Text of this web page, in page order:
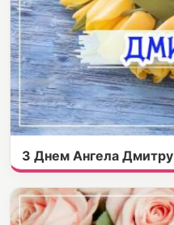
З Днем Ангела Дмитру